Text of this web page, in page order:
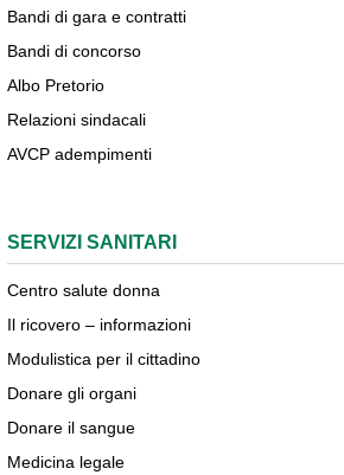
Bandi di gara e contratti
Bandi di concorso
Albo Pretorio
Relazioni sindacali
AVCP adempimenti
SERVIZI SANITARI
Centro salute donna
Il ricovero – informazioni
Modulistica per il cittadino
Donare gli organi
Donare il sangue
Medicina legale